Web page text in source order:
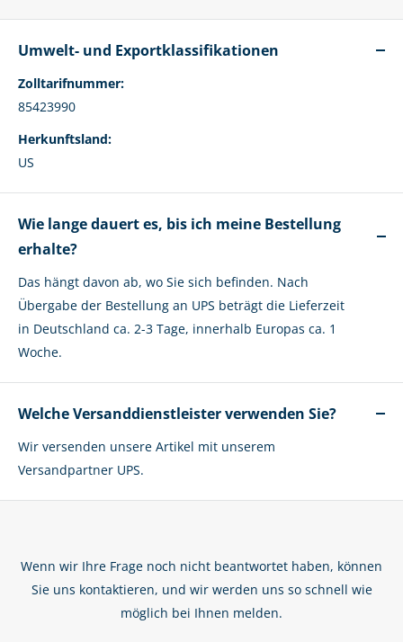
Umwelt- und Exportklassifikationen
Zolltarifnummer:
85423990
Herkunftsland:
US
Wie lange dauert es, bis ich meine Bestellung
erhalte?
Das hängt davon ab, wo Sie sich befinden. Nach
Übergabe der Bestellung an UPS beträgt die Lieferzeit
in Deutschland ca. 2-3 Tage, innerhalb Europas ca. 1
Woche.
Welche Versanddienstleister verwenden Sie?
Wir versenden unsere Artikel mit unserem
Versandpartner UPS.
Wenn wir Ihre Frage noch nicht beantwortet haben, können
Sie uns kontaktieren, und wir werden uns so schnell wie
möglich bei Ihnen melden.